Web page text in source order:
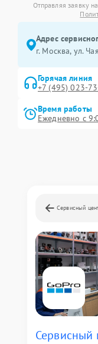
Отправляя заявку
Адрес
г. Москва, ул.
Горячая линия
+7 (495) 023-
Время работы
Ежедневно с
Сервисный
Сервисный